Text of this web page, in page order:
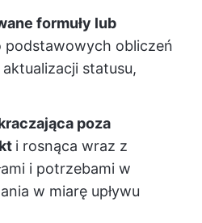
formuły lub
podstawowych obliczeń
statusu,
poza
i rosnąca wraz z
i potrzebami w
w miarę upływu